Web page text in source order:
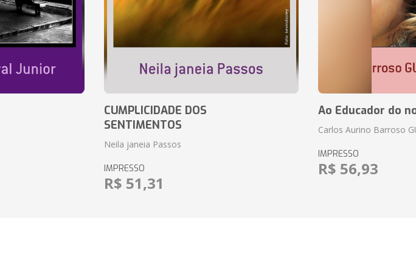
CUMPLICIDADE DOS
SENTIMENTOS
Neila janeia Passos
IMPRESSO
R$ 51,31
Ao Educador do
Carlos Aurino Barroso
IMPRESSO
R$ 56,93